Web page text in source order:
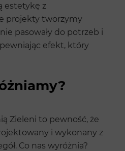
estetykę z
projekty tworzymy
pasowały do potrzeb i
efekt, który
Zieleni to pewność, że
i wykonany z
Co nas wyróżnia?